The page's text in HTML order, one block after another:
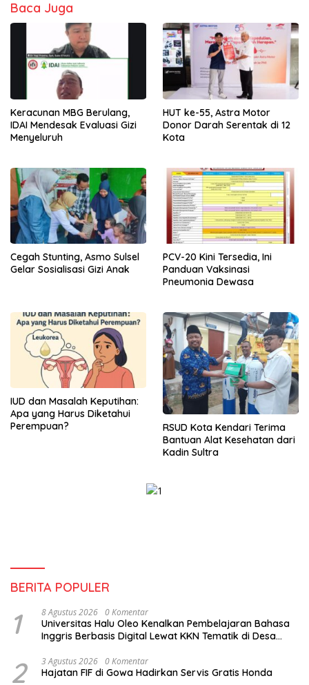
Baca Juga
Keracunan MBG Berulang,
IDAI Mendesak Evaluasi Gizi
Menyeluruh
HUT ke-55, Astra Motor
Donor Darah Serentak di 12
Kota
Cegah Stunting, Asmo Sulsel
Gelar Sosialisasi Gizi Anak
PCV-20 Kini Tersedia, Ini
Panduan Vaksinasi
Pneumonia Dewasa
IUD dan Masalah Keputihan:
Apa yang Harus Diketahui
Perempuan?
RSUD Kota Kendari Terima
Bantuan Alat Kesehatan dari
Kadin Sultra
BERITA POPULER
1 8 Agustus 2026 0 Komentar
Universitas Halu Oleo Kenalkan Pembelajaran Bahasa
Inggris Berbasis Digital Lewat KKN Tematik di Desa
2 3 Agustus 2026 0 Komentar
Hajatan FIF di Gowa Hadirkan Servis Gratis Honda